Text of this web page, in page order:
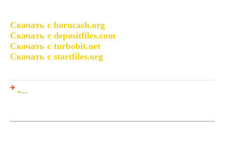
Скачать с borncash.org
Скачать с depositfiles.com
Скачать с turbobit.net
Скачать с startfiles.org
---